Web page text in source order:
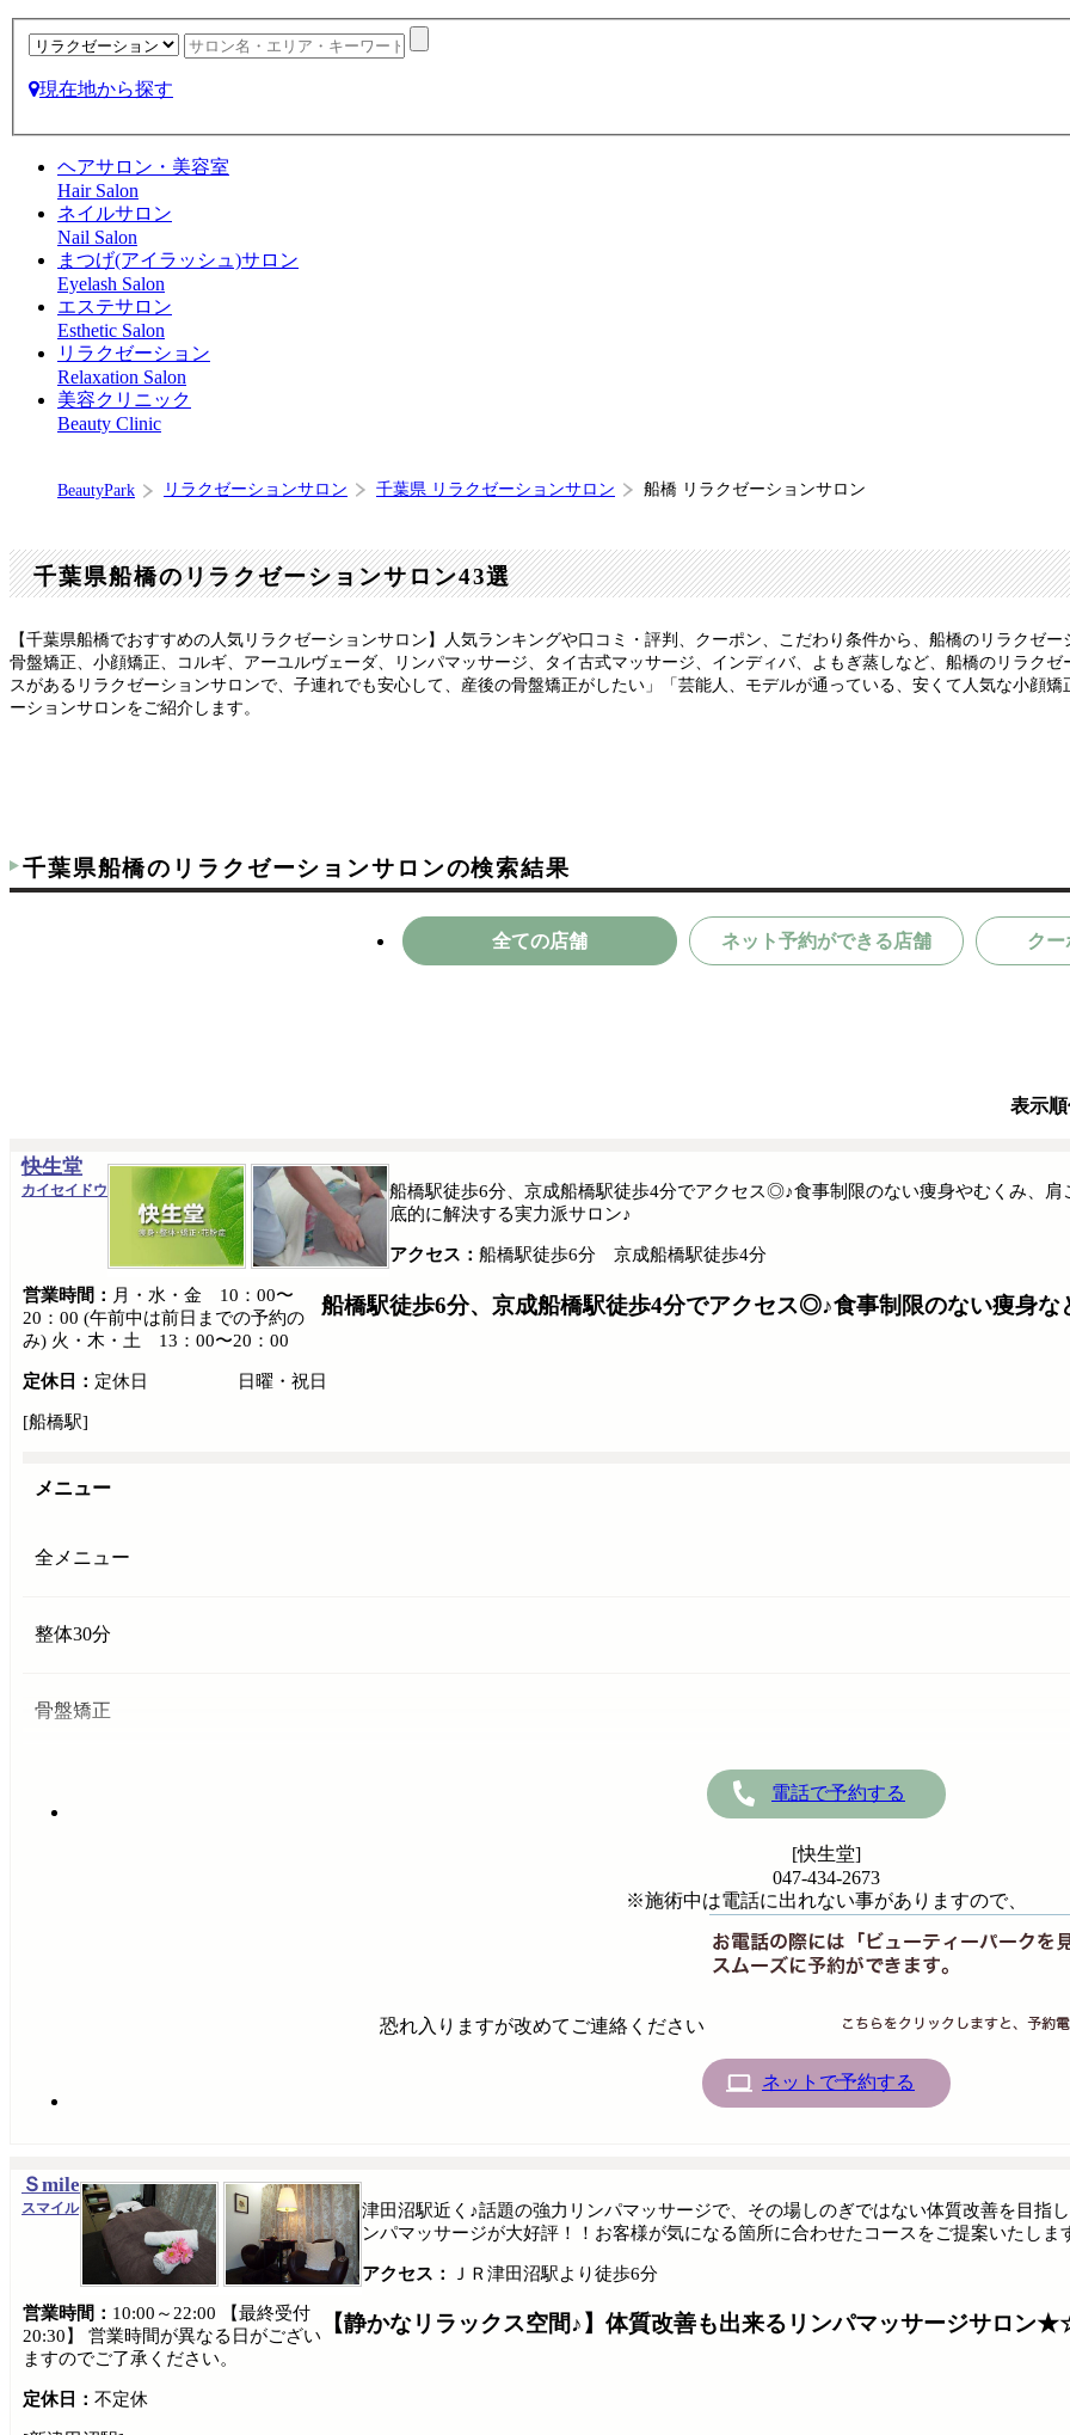
現在地から探す
ヘアサロン・美容室
Hair Salon
ネイルサロン
Nail Salon
まつげ(アイラッシュ)サロン
Eyelash Salon
エステサロン
Esthetic Salon
リラクゼーション
Relaxation Salon
美容クリニック
Beauty Clinic
BeautyPark リラクゼーションサロン 千葉県 リラクゼーションサロン 船橋 リラクゼーションサロン
千葉県船橋のリラクゼーションサロン43選
【千葉県船橋でおすすめの人気リラクゼーションサロン】人気ランキングや口コミ・評判、クーポン、こだわり条件から、船橋のリラクゼ
骨盤矯正、小顔矯正、コルギ、アーユルヴェーダ、リンパマッサージ、タイ古式マッサージ、インディバ、よもぎ蒸しなど、船橋のリラク
スがあるリラクゼーションサロンで、子連れでも安心して、産後の骨盤矯正がしたい」「芸能人、モデルが通っている、安くて人気な小顔
ーションサロンをご紹介します。
千葉県船橋のリラクゼーションサロンの検索結果
全ての店舗 ネット予約ができる店舗 クー
表示
快生堂
カイセイドウ
船橋駅徒歩6分、京成船橋駅徒歩4分でアクセス◎♪食事制限のない痩身な
船橋駅徒歩6分、京成船橋駅徒歩4分でアクセス◎♪食事制限のない痩身やむくみ、
底的に解決する実力派サロン♪
アクセス： 船橋駅徒歩6分 京成船橋駅徒歩4分
営業時間： 月・水・金 10：00〜
20：00 (午前中は前日までの予約の
み) 火・木・土 13：00〜20：00
定休日： 定休日 日曜・祝日
[船橋駅]
メニュー
全メニュー
整体30分
骨盤矯正
電話で予約する
[快生堂]
047-434-2673
※施術中は電話に出れない事がありますので、
恐れ入りますが改めてご連絡ください
ネットで予約する
Ｓmile
スマイル
【静かなリラックス空間♪】体質改善も出来るリンパマッサージサロン
津田沼駅近く♪話題の強力リンパマッサージで、その場しのぎではない体質改善を目
ンパマッサージが大好評！！お客様が気になる箇所に合わせたコースをご提案いたし
アクセス： ＪＲ津田沼駅より徒歩6分
営業時間： 10:00～22:00 【最終受付
20:30】 営業時間が異なる日がござい
ますのでご了承ください。
定休日： 不定休